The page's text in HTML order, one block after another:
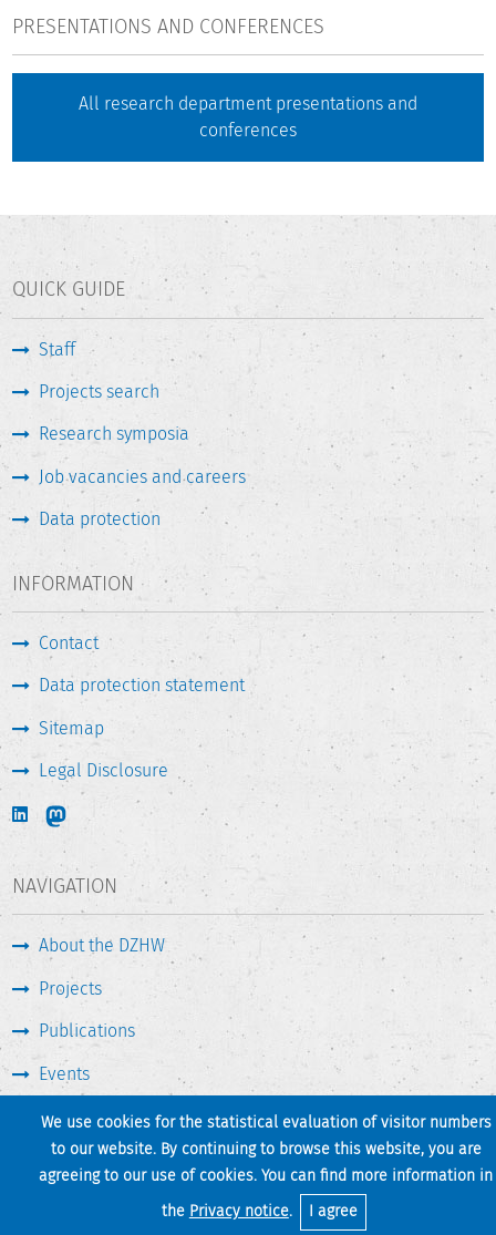
We use cookies for the statistical evaluation of visitor numbers
to our website. By continuing to browse this website, you are
agreeing to our use of cookies. You can find more information in
the Privacy notice. I agree
PRESENTATIONS AND CONFERENCES
All research department presentations and
conferences
QUICK GUIDE
Staff
Projects search
Research symposia
Job vacancies and careers
Data protection
INFORMATION
Contact
Data protection statement
Sitemap
Legal Disclosure
NAVIGATION
About the DZHW
Projects
Publications
Events
Press & Service
Back to top